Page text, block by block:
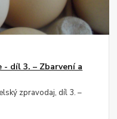
- díl 3. – Zbarvení a
zpravodaj, díl 3. –